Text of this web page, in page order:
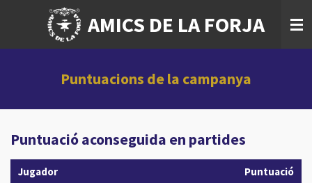
AMICS DE LA FORJA
Puntuacions de la campanya
Puntuació aconseguida en partides
Jugador
Puntuació